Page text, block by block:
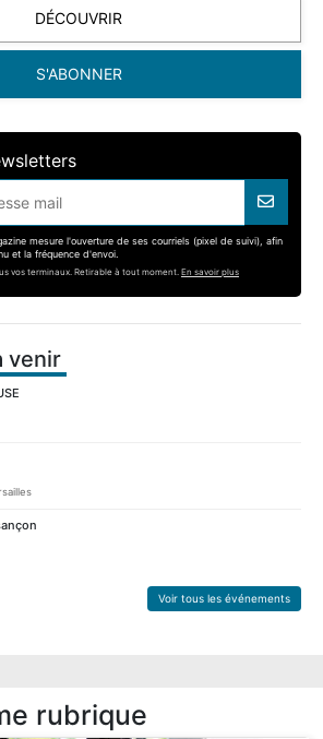
DÉCOUVRIR
S'ABONNER
mesure l'ouverture de ses courriels (pixel de suivi), afin
et la fréquence d'envoi.
vos terminaux. Retirable à tout moment. En savoir plus
venir
Voir tous les événements
rubrique